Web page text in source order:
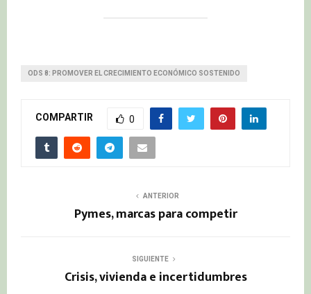
ODS 8: PROMOVER EL CRECIMIENTO ECONÓMICO SOSTENIDO
COMPARTIR 0
ANTERIOR
Pymes, marcas para competir
SIGUIENTE
Crisis, vivienda e incertidumbres